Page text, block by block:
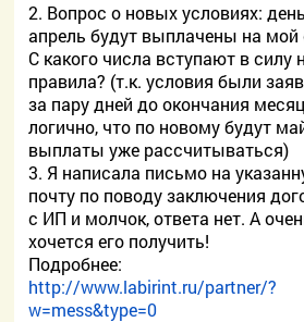
2. Вопрос о новых условиях:
апрель будут выплачены на мой
С какого числа вступают в силу
правила? (т.к. условия были
за пару дней до окончания
логично, что по новому будут
выплаты уже рассчитываться)
3. Я написала письмо на
почту по поводу заключения
с ИП и молчок, ответа нет. А
хочется его получить!
Подробнее:
http://www.labirint.ru/partner/?
w=mess&type=0